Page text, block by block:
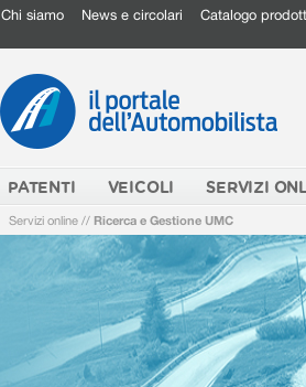
Chi siamo News e circolari Catalogo
PATENTI VEICOLI SERVIZI
Servizi online // Ricerca e Gestione UMC